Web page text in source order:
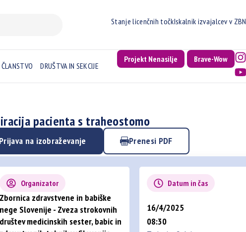
Stanje licenčnih točkIskalnik izvajalcev v ZBN
ČLANSTVO DRUŠTVA IN SEKCIJE
Projekt Nenasilje Brave-Wow
pacienta s traheostomo
na izobraževanje Prenesi PDF
Organizator
Zbornica zdravstvene in babiške
nege Slovenije - Zveza strokovnih
društev medicinskih sester, babic in
Datum in čas
16/4/2025
08:30